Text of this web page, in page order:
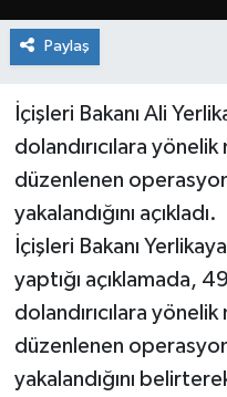
Paylaş
İçişleri Bakanı Ali
dolandırıcılara
düzenlenen
yakalandığını açıkladı.
İçişleri Bakanı
yaptığı açıklamada,
dolandırıcılara
düzenlenen
yakalandığını